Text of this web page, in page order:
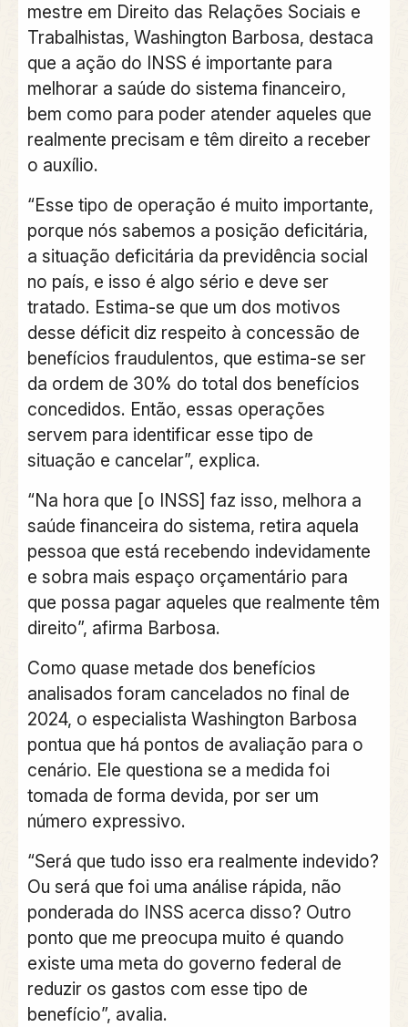
mestre em Direito das Relações Sociais e
Trabalhistas, Washington Barbosa, destaca
que a ação do INSS é importante para
melhorar a saúde do sistema financeiro,
bem como para poder atender aqueles que
realmente precisam e têm direito a receber
o auxílio.
“Esse tipo de operação é muito importante,
porque nós sabemos a posição deficitária,
a situação deficitária da previdência social
no país, e isso é algo sério e deve ser
tratado. Estima-se que um dos motivos
desse déficit diz respeito à concessão de
benefícios fraudulentos, que estima-se ser
da ordem de 30% do total dos benefícios
concedidos. Então, essas operações
servem para identificar esse tipo de
situação e cancelar”, explica.
“Na hora que [o INSS] faz isso, melhora a
saúde financeira do sistema, retira aquela
pessoa que está recebendo indevidamente
e sobra mais espaço orçamentário para
que possa pagar aqueles que realmente têm
direito”, afirma Barbosa.
Como quase metade dos benefícios
analisados foram cancelados no final de
2024, o especialista Washington Barbosa
pontua que há pontos de avaliação para o
cenário. Ele questiona se a medida foi
tomada de forma devida, por ser um
número expressivo.
“Será que tudo isso era realmente indevido?
Ou será que foi uma análise rápida, não
ponderada do INSS acerca disso? Outro
ponto que me preocupa muito é quando
existe uma meta do governo federal de
reduzir os gastos com esse tipo de
benefício”, avalia.